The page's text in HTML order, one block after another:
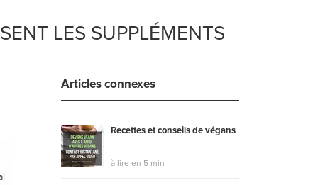
Lotus Sailing
Mindd
LES SUPPLÉMENTS
Articles connexes
Recettes et conseils de végans
à lire en 5 min